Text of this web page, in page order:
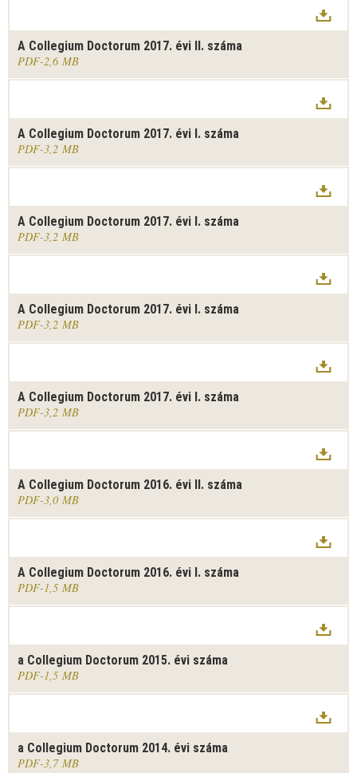
A Collegium Doctorum 2017. évi II. száma
PDF 2,6 MB
A Collegium Doctorum 2017. évi I. száma
PDF 3,2 MB
A Collegium Doctorum 2017. évi I. száma
PDF 3,2 MB
A Collegium Doctorum 2017. évi I. száma
PDF 3,2 MB
A Collegium Doctorum 2017. évi I. száma
PDF 3,2 MB
A Collegium Doctorum 2016. évi II. száma
PDF 3,0 MB
A Collegium Doctorum 2016. évi I. száma
PDF 1,5 MB
a Collegium Doctorum 2015. évi száma
PDF 1,5 MB
a Collegium Doctorum 2014. évi száma
PDF 3,7 MB